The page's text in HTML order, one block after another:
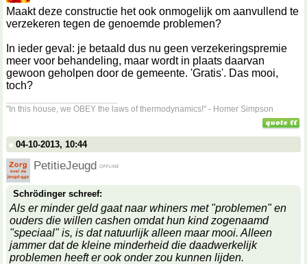
Maakt deze constructie het ook onmogelijk om aanvullend te
verzekeren tegen de genoemde problemen?
In ieder geval: je betaald dus nu geen verzekeringspremie
meer voor behandeling, maar wordt in plaats daarvan
gewoon geholpen door de gemeente. 'Gratis'. Das mooi,
toch?
"In this house, we OBEY the laws of thermodynamics!" - Homer Simpson
04-10-2013, 10:44
PetitieJeugd
Schrödinger schreef:
Als er minder geld gaat naar whiners met "problemen" en
ouders die willen cashen omdat hun kind zogenaamd
"speciaal" is, is dat natuurlijk alleen maar mooi. Alleen
jammer dat de kleine minderheid die daadwerkelijk
problemen heeft er ook onder zou kunnen lijden.